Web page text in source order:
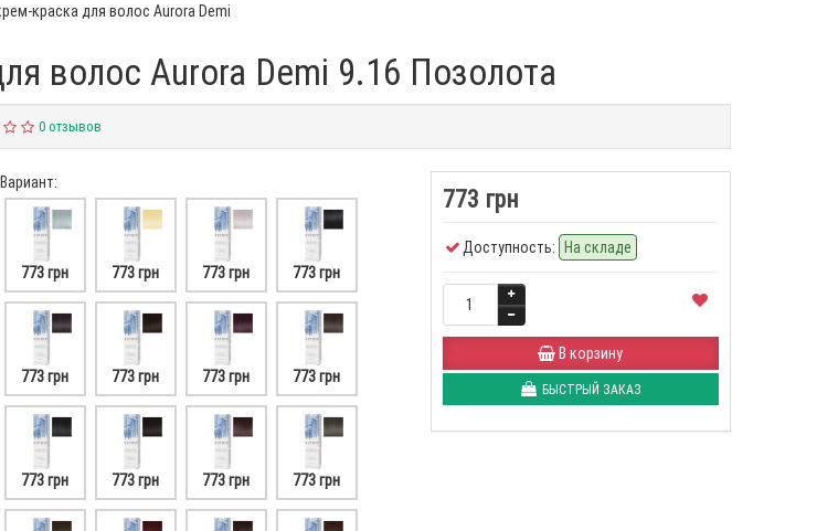
краска для волос Aurora Demi
волос Aurora Demi 9.16 Позолота
0 отзывов
Вариант:
773 грн 773 грн 773 грн 773 грн
773 грн 773 грн 773 грн 773 грн
773 грн 773 грн 773 грн 773 грн
773 грн
Доступность: На складе
В корзину
БЫСТРЫЙ ЗАКАЗ